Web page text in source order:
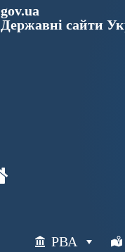
gov.ua
Державні сайти
РВА